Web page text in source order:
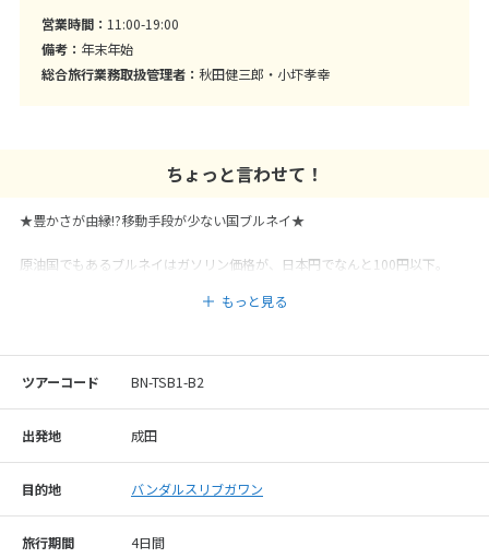
営業時間： 11:00-19:00
備考： 年末年始
総合旅行業務取扱管理者： 秋田健三郎・小圷孝幸
ちょっと言わせて！
★豊かさが由縁!?移動手段が少ない国ブルネイ★
原油国でもあるブルネイはガソリン価格が、日本円でなんと100円以下。
そのため公共の鉄道や地下鉄は無く、タクシーも全国に40台しかないそうで
個人で観光地を周るのであれば少ないタクシーを利用するか、夕方までしか
運航していない公共のバス以外に移動は難しいのが現状です。
そのため効率的に観光地を巡るのであれば、観光付きのツアーがお勧めで
もっと見る
ツアーコード BN-TSB1-B2
出発地 成田
目的地 バンダルスリブガワン
旅行期間 4日間